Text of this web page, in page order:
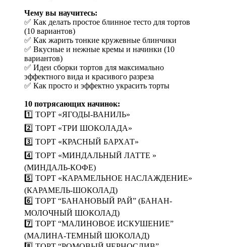
Чему вы научитесь:
✅ Как делать простое блинное тесто для тортов
(10 вариантов)
✅ Как жарить тонкие кружевные блинчики
✅ Вкусные и нежные кремы и начинки (10
вариантов)
✅ Идеи сборки тортов для максимально
эффектного вида и красивого разреза
✅ Как просто и эффектно украсить торты
10 потрясающих начинок:
1️⃣ ТОРТ «ЯГОДЫ-ВАНИЛЬ»
2️⃣ ТОРТ «ТРИ ШОКОЛАДА»
3️⃣ ТОРТ «КРАСНЫЙ БАРХАТ»
4️⃣ ТОРТ «МИНДАЛЬНЫЙ ЛАТТЕ »
(МИНДАЛЬ-КОФЕ)
5️⃣ ТОРТ «КАРАМЕЛЬНОЕ НАСЛАЖДЕНИЕ»
(КАРАМЕЛЬ-ШОКОЛАД)
6️⃣ ТОРТ “БАНАНОВЫЙ РАЙ” (БАНАН-
МОЛОЧНЫЙ ШОКОЛАД)
7️⃣ ТОРТ “МАЛИНОВОЕ ИСКУШЕНИЕ”
(МАЛИНА-ТЕМНЫЙ ШОКОЛАД)